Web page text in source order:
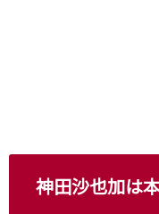
神田沙也加は